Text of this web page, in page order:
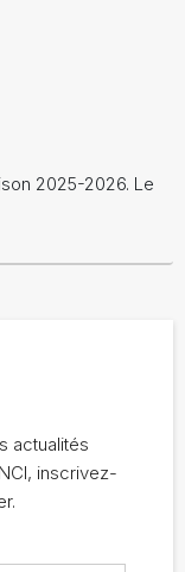
2025-2026. Le
actualités
inscrivez-